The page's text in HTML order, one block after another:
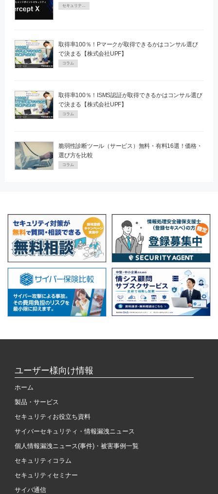
セキュリティPR
取得率100％！Pマークが取得できるかはコンサル選び
で決まる【株式会社UPF】
コラム
取得率100％！ISMS認証が取得できるかはコンサル選び
で決まる【株式会社UPF】
コラム
脆弱性診断ツール（サービス）無料・有料16選！価格・
選び方を比較
コラム
ユーザー様向け情報
ホーム
製品・サービス
セキュリティお役立ち資料
サイバーセキュリティ・情報漏洩ニュース
個人情報漏洩ニュース(事件)・被害事例一覧
セキュリティコラム
セキュリティセミナー
サイバ通信